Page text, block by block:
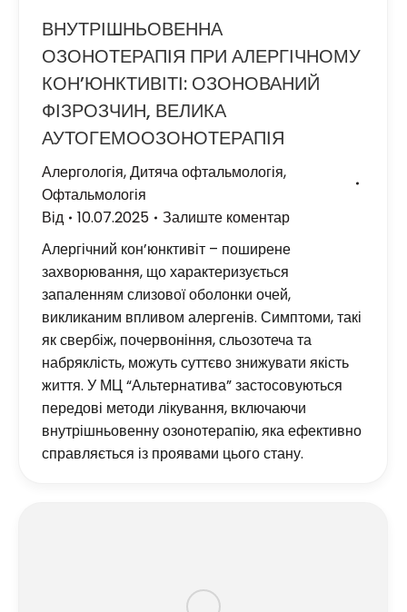
ВНУТРІШНЬОВЕННА
ОЗОНОТЕРАПІЯ ПРИ АЛЕРГІЧНОМУ
КОН’ЮНКТИВІТІ: ОЗОНОВАНИЙ
ФІЗРОЗЧИН, ВЕЛИКА
АУТОГЕМООЗОНОТЕРАПІЯ
Алергологія,Дитяча офтальмологія,
Офтальмологія
Від
10.07.2025
Залиште коментар
Алергічний кон’юнктивіт – поширене
захворювання, що характеризується
запаленням слизової оболонки очей,
викликаним впливом алергенів. Симптоми, такі
як свербіж, почервоніння, сльозотеча та
набряклість, можуть суттєво знижувати якість
життя. У МЦ “Альтернатива” застосовуються
передові методи лікування, включаючи
внутрішньовенну озонотерапію, яка ефективно
справляється із проявами цього стану.